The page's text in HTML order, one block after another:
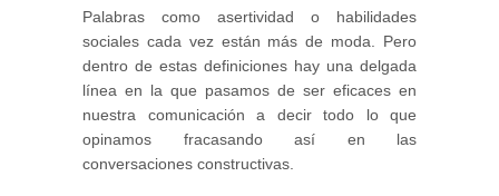
Palabras como asertividad o habilidades
sociales cada vez están más de moda. Pero
dentro de estas definiciones hay una delgada
línea en la que pasamos de ser eficaces en
nuestra comunicación a decir todo lo que
opinamos fracasando así en las
conversaciones constructivas.